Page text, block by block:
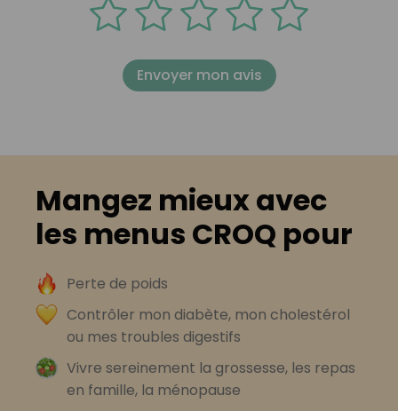
Envoyer mon avis
Mangez mieux avec
les menus CROQ pour
Perte de poids
Contrôler mon diabète, mon cholestérol
ou mes troubles digestifs
Vivre sereinement la grossesse, les repas
en famille, la ménopause